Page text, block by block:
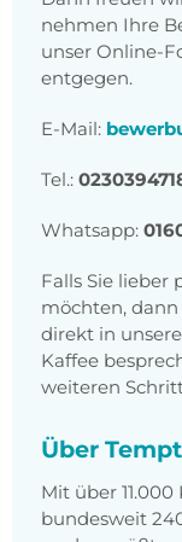
nehmen Ihre
unser Online-
entgegen.
E-Mail:
Tel.:
Whatsapp:
Falls Sie lieber
möchten,
direkt in
Kaffee
weiteren
Über
Mit über
bundesweit